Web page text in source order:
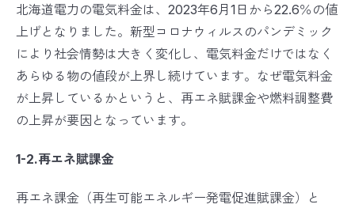
北海道電力の電気料金は、2023年6月1日から22.6％の値
上げとなりました。新型コロナウィルスのパンデミック
により社会情勢は大きく変化し、電気料金だけではなく
あらゆる物の値段が上界し続けています。なぜ電気料金
が上昇しているかというと、再エネ賦課金や燃料調整費
の上昇が要因となっています。
1-2.再エネ賦課金
再エネ課金（再生可能エネルギー発電促進賦課金）と